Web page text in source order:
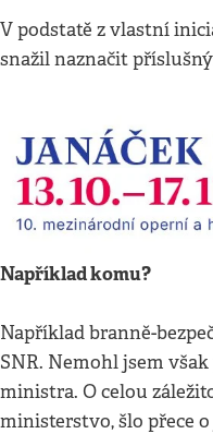
V podstatě z vlastní
snažil naznačit
Například komu?
Například branně-
SNR. Nemohl jsem
ministra. O celou
ministerstvo, šlo přece